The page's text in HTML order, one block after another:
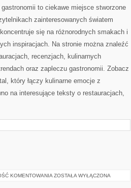
to ciekawe miejsce stworzone
zainteresowanych światem
się na różnorodnych smakach i
inspiracjach. Na stronie można znaleźć
recenzjach, kulinarnych
oraz zapleczu gastronomii. Zobacz
który łączy kulinarne emocje z
na interesujące teksty o restauracjach,
KOMENTOWANIA DZIECI
ZOSTAŁA WYŁĄCZONA